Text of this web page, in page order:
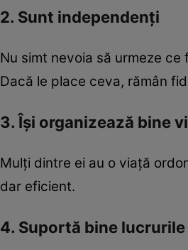
2. Sunt independenți
Nu simt nevoia să urmeze
Dacă le place ceva, rămân
3. Își organizează bine
Mulți dintre ei au o viață
dar eficient.
4. Suportă bine lucrurile